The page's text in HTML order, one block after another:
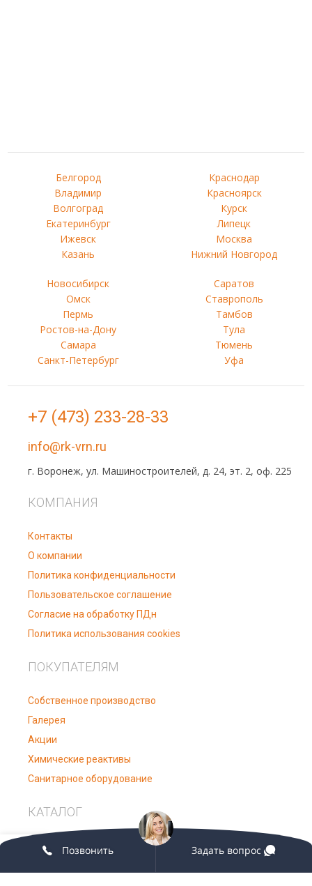
Белгород
Владимир
Волгоград
Екатеринбург
Ижевск
Казань
Краснодар
Красноярск
Курск
Липецк
Москва
Нижний Новгород
Новосибирск
Омск
Пермь
Ростов-на-Дону
Самара
Санкт-Петербург
Саратов
Ставрополь
Тамбов
Тула
Тюмень
Уфа
+7 (473) 233-28-33
info@rk-vrn.ru
г. Воронеж, ул. Машиностроителей, д. 24, эт. 2, оф. 225
КОМПАНИЯ
Контакты
О компании
Политика конфиденциальности
Пользовательское соглашение
Согласие на обработку ПДн
Политика использования cookies
ПОКУПАТЕЛЯМ
Собственное производство
Галерея
Акции
Химические реактивы
Санитарное оборудование
КАТАЛОГ
Лабораторное оборудование
Позвонить Задать вопрос